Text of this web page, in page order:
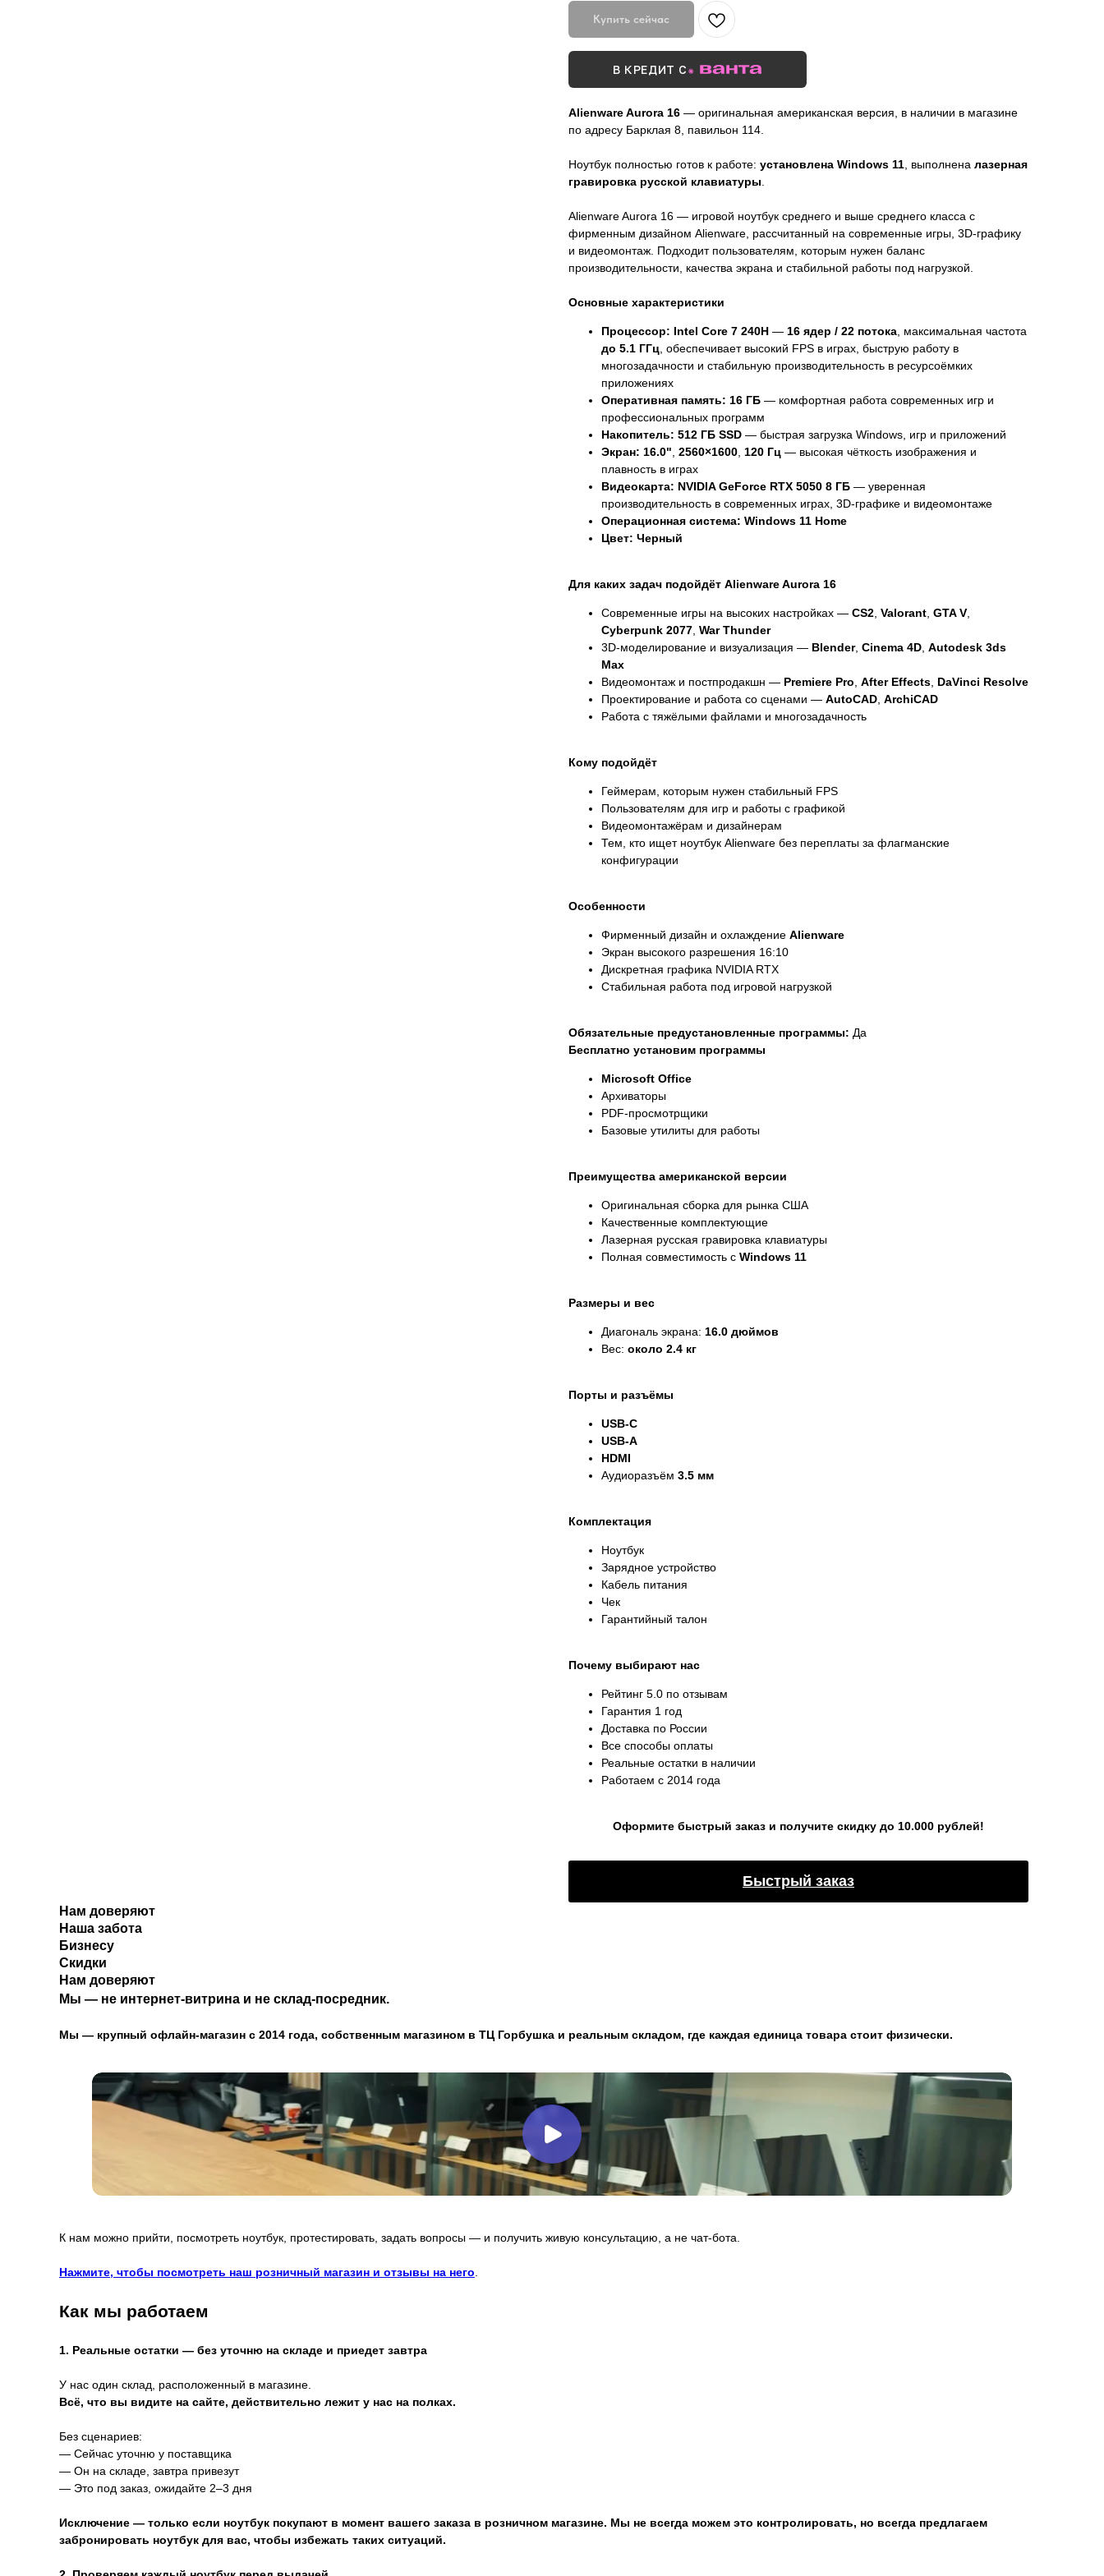
Купить сейчас
В КРЕДИТ С
Alienware Aurora 16 — оригинальная американская версия, в наличии в магазине
по адресу Барклая 8, павильон 114.
Ноутбук полностью готов к работе: установлена Windows 11, выполнена лазерная
гравировка русской клавиатуры.
Alienware Aurora 16 — игровой ноутбук среднего и выше среднего класса с
фирменным дизайном Alienware, рассчитанный на современные игры, 3D-графику
и видеомонтаж. Подходит пользователям, которым нужен баланс
производительности, качества экрана и стабильной работы под нагрузкой.
Основные характеристики
Процессор: Intel Core 7 240H — 16 ядер / 22 потока, максимальная частота
до 5.1 ГГц, обеспечивает высокий FPS в играх, быструю работу в
многозадачности и стабильную производительность в ресурсоёмких
приложениях
Оперативная память: 16 ГБ — комфортная работа современных игр и
профессиональных программ
Накопитель: 512 ГБ SSD — быстрая загрузка Windows, игр и приложений
Экран: 16.0", 2560×1600, 120 Гц — высокая чёткость изображения и
плавность в играх
Видеокарта: NVIDIA GeForce RTX 5050 8 ГБ — уверенная
производительность в современных играх, 3D-графике и видеомонтаже
Операционная система: Windows 11 Home
Цвет: Черный
Для каких задач подойдёт Alienware Aurora 16
Современные игры на высоких настройках — CS2, Valorant, GTA V,
Cyberpunk 2077, War Thunder
3D-моделирование и визуализация — Blender, Cinema 4D, Autodesk 3ds
Max
Видеомонтаж и постпродакшн — Premiere Pro, After Effects, DaVinci Resolve
Проектирование и работа со сценами — AutoCAD, ArchiCAD
Работа с тяжёлыми файлами и многозадачность
Кому подойдёт
Геймерам, которым нужен стабильный FPS
Пользователям для игр и работы с графикой
Видеомонтажёрам и дизайнерам
Тем, кто ищет ноутбук Alienware без переплаты за флагманские
конфигурации
Особенности
Фирменный дизайн и охлаждение Alienware
Экран высокого разрешения 16:10
Дискретная графика NVIDIA RTX
Стабильная работа под игровой нагрузкой
Обязательные предустановленные программы: Да
Бесплатно установим программы
Microsoft Office
Архиваторы
PDF-просмотрщики
Базовые утилиты для работы
Преимущества американской версии
Оригинальная сборка для рынка США
Качественные комплектующие
Лазерная русская гравировка клавиатуры
Полная совместимость с Windows 11
Размеры и вес
Диагональ экрана: 16.0 дюймов
Вес: около 2.4 кг
Порты и разъёмы
USB-C
USB-A
HDMI
Аудиоразъём 3.5 мм
Комплектация
Ноутбук
Зарядное устройство
Кабель питания
Чек
Гарантийный талон
Почему выбирают нас
Рейтинг 5.0 по отзывам
Гарантия 1 год
Доставка по России
Все способы оплаты
Реальные остатки в наличии
Работаем с 2014 года
Оформите быстрый заказ и получите скидку до 10.000 рублей!
Быстрый заказ
Нам доверяют
Наша забота
Бизнесу
Скидки
Нам доверяют
Мы — не интернет-витрина и не склад-посредник.
Мы — крупный офлайн-магазин с 2014 года, собственным магазином в ТЦ Горбушка и реальным складом, где каждая единица товара стоит физически.
К нам можно прийти, посмотреть ноутбук, протестировать, задать вопросы — и получить живую консультацию, а не чат-бота.
Нажмите, чтобы посмотреть наш розничный магазин и отзывы на него.
Как мы работаем
1. Реальные остатки — без уточню на складе и приедет завтра
У нас один склад, расположенный в магазине.
Всё, что вы видите на сайте, действительно лежит у нас на полках.
Без сценариев:
— Сейчас уточню у поставщика
— Он на складе, завтра привезут
— Это под заказ, ожидайте 2–3 дня
Исключение — только если ноутбук покупают в момент вашего заказа в розничном магазине. Мы не всегда можем это контролировать, но всегда предлагаем
забронировать ноутбук для вас, чтобы избежать таких ситуаций.